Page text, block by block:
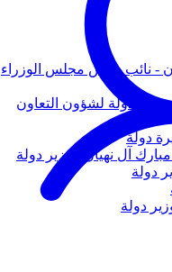
- نائب رئيس مجلس الوزراء
دولة لشؤون التعاون
دولة
آل نهيان - وزير دولة
دولة
دولة